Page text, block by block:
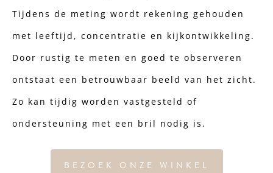
Tijdens de meting wordt rekening gehouden
met leeftijd, concentratie en kijkontwikkeling.
Door rustig te meten en goed te observeren
ontstaat een betrouwbaar beeld van het zicht.
Zo kan tijdig worden vastgesteld of
ondersteuning met een bril nodig is.
BEZOEK ONZE WINKEL